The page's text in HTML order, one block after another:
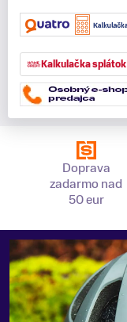
Kalkulačka splátok
Doprava
zadarmo nad
50 eur